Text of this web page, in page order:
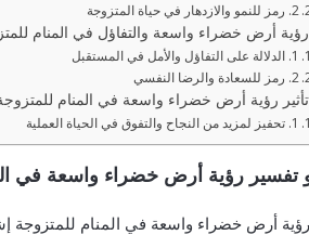
2. رمز للنمو والازدهار في حياة المتزوجة
رؤية أرض خضراء واسعة والتفاؤل في المنام
1. الدلالة على التفاؤل والأمل في المستقبل
2. رمز للسعادة والرضا النفسي
تأثير رؤية أرض خضراء واسعة في المنام للمتزوجة
1. تحفيز لمزيد من النجاح والتفوق في الحياة العملية
تفسير رؤية أرض خضراء واسعة في
رؤية أرض خضراء واسعة في المنام للمتزوجة